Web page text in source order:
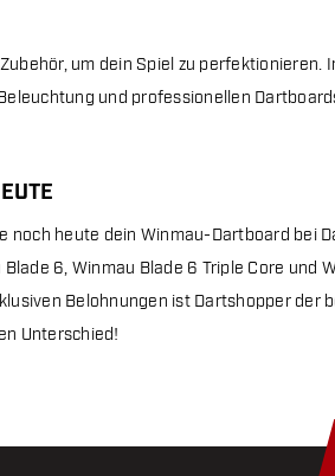
um dein Spiel zu perfektionieren.
und professionellen
noch heute dein Winmau-Dartboard bei
6, Winmau Blade 6 Triple Core und
Belohnungen ist Dartshopper der
Unterschied!